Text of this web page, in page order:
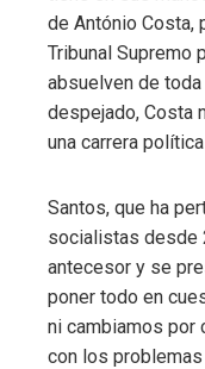
de António Costa,
Tribunal Supremo
absuelven de
despejado, Costa
una carrera
Santos, que ha
socialistas desde
antecesor y se
poner todo en
ni cambiamos por
con los